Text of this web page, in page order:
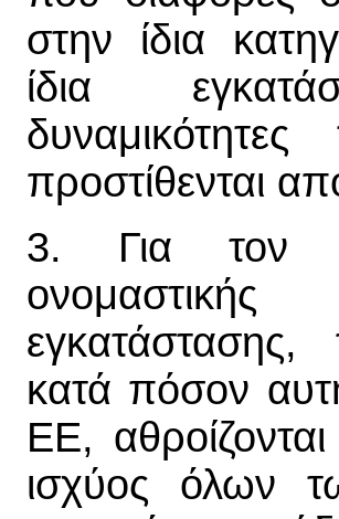
στην ίδια
ίδια
προστίθενται
3. Για τον
εγκατάστασης,
κατά πόσον
ΕΕ,
ισχύος όλων